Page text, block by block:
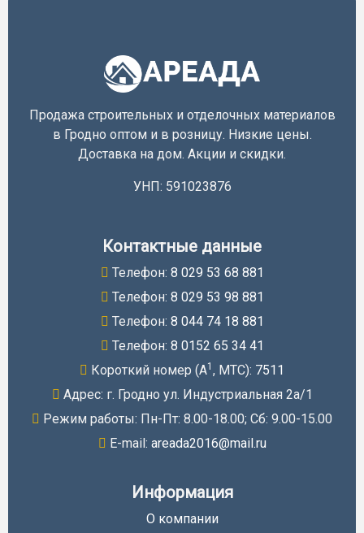
Продажа строительных и отделочных материалов
в Гродно оптом и в розницу. Низкие цены.
Доставка на дом. Акции и скидки.
УНП: 591023876
Контактные данные
Телефон: 8 029 53 68 881
Телефон: 8 029 53 98 881
Телефон: 8 044 74 18 881
Телефон: 8 0152 65 34 41
Короткий номер (A1 , МТС): 7511
Адрес: г. Гродно ул. Индустриальная 2а/1
Режим работы: Пн-Пт: 8.00-18.00; Cб: 9.00-15.00
E-mail: areada2016@mail.ru
Информация
О компании